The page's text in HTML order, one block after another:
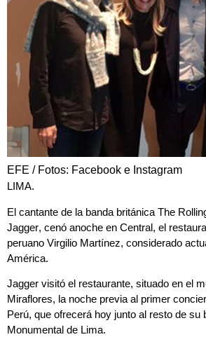
EFE / Fotos: Facebook e Instagram
LIMA.
El cantante de la banda británica The
Jagger, cenó anoche en Central, el
peruano Virgilio Martínez, considerado
América.
Jagger visitó el restaurante, situado en el
Miraflores, la noche previa al primer
Perú, que ofrecerá hoy junto al resto de su
Monumental de Lima.